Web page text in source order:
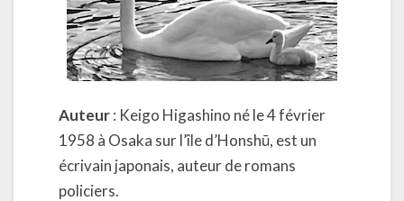
Auteur: Keigo Higashino né le 4 février
1958 à Osaka sur l’île d’Honshū, est un
écrivain japonais, auteur de romans
policiers.